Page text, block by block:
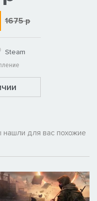
1675 р
Steam
для вас похожие